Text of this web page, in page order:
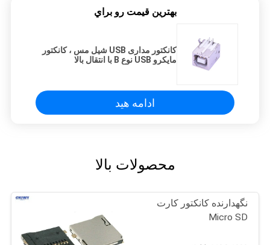
بهترين قيمت رو براي
کانکتور مداری USB شیل مس ، کانکتور
مایکرو USB نوع B با انتقال بالا
ادامه هید
محصولات بالا
نگهدارنده کانکتور کارت
Micro SD